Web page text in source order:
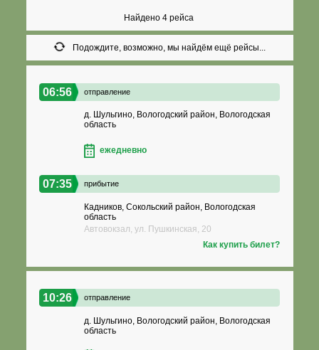
Найдено 4 рейса
Подождите, возможно, мы найдём ещё рейсы...
06:56 отправление
д. Шульгино, Вологодский район, Вологодская
область
ежедневно
07:35 прибытие
Кадников, Сокольский район, Вологодская
область
Автовокзал, ул. Пушкинская, 20
Как купить билет?
10:26 отправление
д. Шульгино, Вологодский район, Вологодская
область